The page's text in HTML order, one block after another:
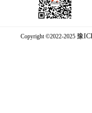
Copyright ©2022-2025 豫